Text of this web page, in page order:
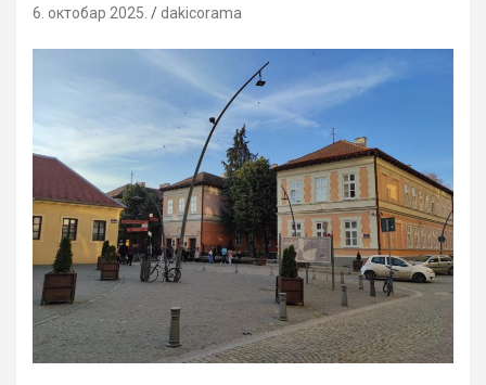
6. октобар 2025. dakicorama